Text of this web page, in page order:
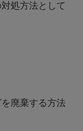
処方法として
廃棄する方法